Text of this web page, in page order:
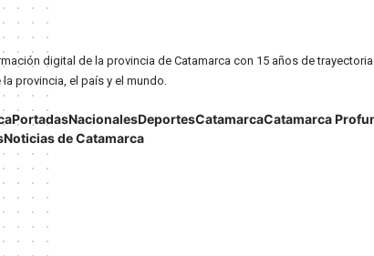
digital de la provincia de Catamarca con 15 años de trayectoria
provincia, el país y el mundo.
PortadasNacionalesDeportesCatamarcaCatamarca
Noticias de Catamarca